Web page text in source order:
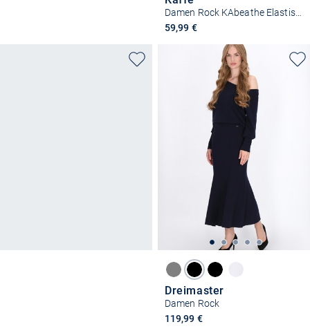
Damen Rock KAbeathe Elastische Taille
59,99 €
Dreimaster
Damen Rock
119,99 €